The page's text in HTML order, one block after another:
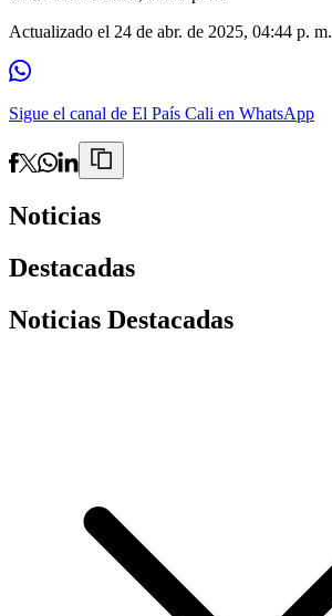
Actualizado el 24 de abr. de 2025, 04:44 p. m.
Sigue el canal de El País Cali en WhatsApp
Noticias
Destacadas
Noticias Destacadas